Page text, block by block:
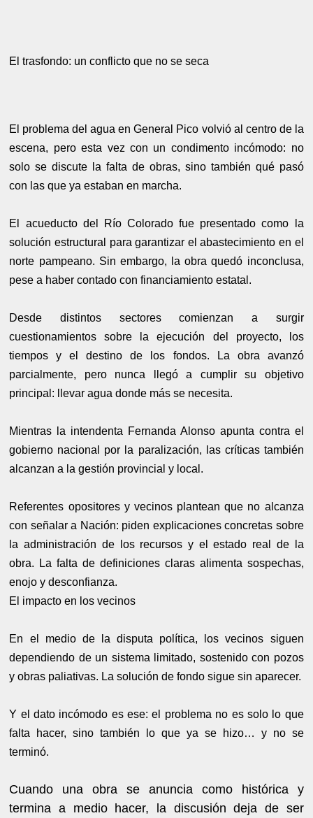
El trasfondo: un conflicto que no se seca
El problema del agua en General Pico volvió al centro de la
escena, pero esta vez con un condimento incómodo: no
solo se discute la falta de obras, sino también qué pasó
con las que ya estaban en marcha.
El acueducto del Río Colorado fue presentado como la
solución estructural para garantizar el abastecimiento en el
norte pampeano. Sin embargo, la obra quedó inconclusa,
pese a haber contado con financiamiento estatal.
Desde distintos sectores comienzan a surgir
cuestionamientos sobre la ejecución del proyecto, los
tiempos y el destino de los fondos. La obra avanzó
parcialmente, pero nunca llegó a cumplir su objetivo
principal: llevar agua donde más se necesita.
Mientras la intendenta Fernanda Alonso apunta contra el
gobierno nacional por la paralización, las críticas también
alcanzan a la gestión provincial y local.
Referentes opositores y vecinos plantean que no alcanza
con señalar a Nación: piden explicaciones concretas sobre
la administración de los recursos y el estado real de la
obra. La falta de definiciones claras alimenta sospechas,
enojo y desconfianza.
El impacto en los vecinos
En el medio de la disputa política, los vecinos siguen
dependiendo de un sistema limitado, sostenido con pozos
y obras paliativas. La solución de fondo sigue sin aparecer.
Y el dato incómodo es ese: el problema no es solo lo que
falta hacer, sino también lo que ya se hizo… y no se
terminó.
Cuando una obra se anuncia como histórica y
termina a medio hacer, la discusión deja de ser